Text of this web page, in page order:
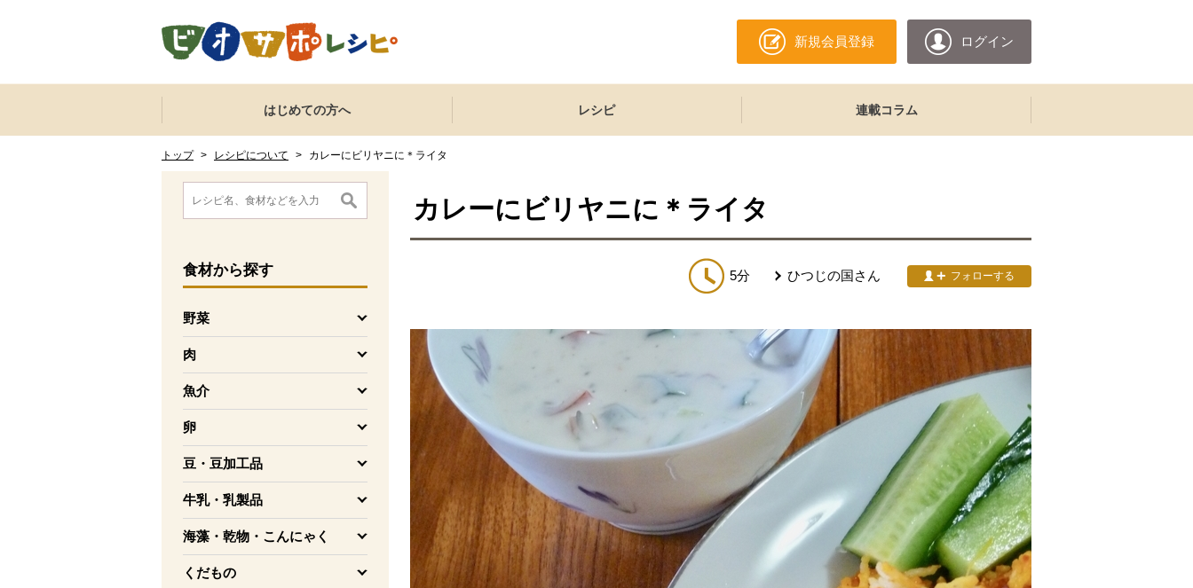
新規会員登録 ログイン
ここからサイト内共通メニューです。
サイト内共通メニューをスキップする
はじめての方へ レシピ 連載コラム
トップ > レシピについて > カレーにビリヤニに＊ライタ
ここから消費材検索メニューです。
食材から探す
野菜
を開く
肉
を開く
魚介
を開く
卵
を開く
豆・豆加工品
を開く
牛乳・乳製品
を開く
海藻・乾物・こんにゃく
を開く
くだもの
を開く
消費材検索メニューここまで。
ここから本文です。
カレーにビリヤニに＊ライタ
5分 ひつじの国さん フォローする